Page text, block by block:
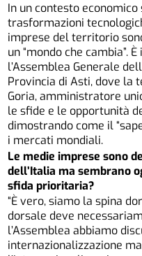
In un contesto
trasformazioni
imprese del territorio
un “mondo che cambia”.
l’Assemblea Generale
Provincia di Asti, dove la
Goria, amministratore
le sfide e le opportunità
dimostrando come il
i mercati mondiali.
Le medie imprese sono
dell’Italia ma sembrano
sfida prioritaria?
“È vero, siamo la spina
dorsale deve
l’Assemblea abbiamo
internazionalizzazione